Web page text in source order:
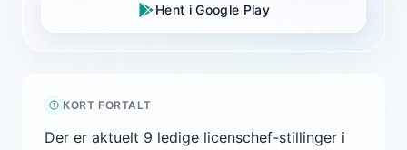
Hent i Google Play
KORT FORTALT
Der er aktuelt 9 ledige licenschef-stillinger i